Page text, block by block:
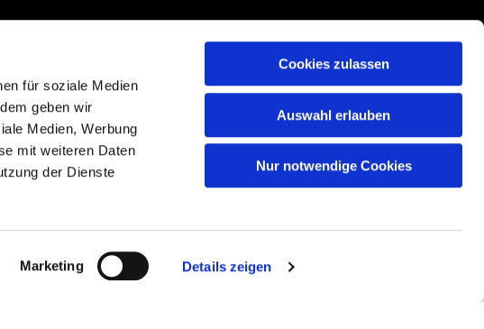
für soziale Medien
geben wir
Medien, Werbung
mit weiteren Daten
der Dienste
Marketing Details zeigen
Cookies zulassen
Auswahl erlauben
Nur notwendige Cookies